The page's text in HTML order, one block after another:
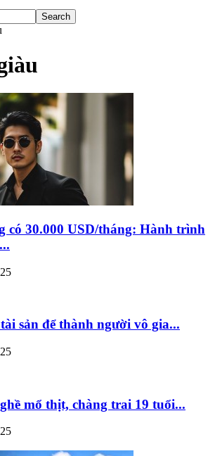
có 30.000 USD/tháng: Hành trình
sản để thành người vô gia...
mổ thịt, chàng trai 19 tuổi...